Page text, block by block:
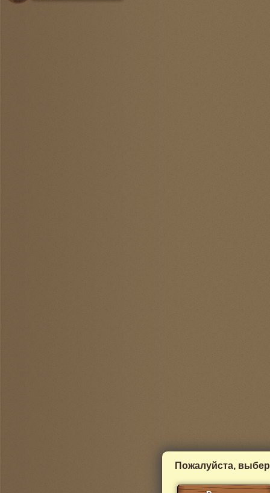
Пожалуйста,